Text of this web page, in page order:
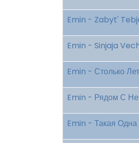
Emin - Zabyt'
Emin - Sinjaja
Emin - Столько
Emin - Рядом С
Emin - Такая Одна